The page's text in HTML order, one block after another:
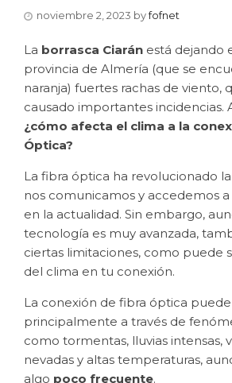
noviembre 2, 2023 byfofnet
La borrasca Ciarán está dejando
provincia de Almería (que se
naranja) fuertes rachas de viento,
causado importantes incidencias.
¿cómo afecta el clima a la
Óptica?
La fibra óptica ha revolucionado
nos comunicamos y accedemos
en la actualidad. Sin embargo,
tecnología es muy avanzada,
ciertas limitaciones, como puede
del clima en tu conexión.
La conexión de fibra óptica
principalmente a través de
como tormentas, lluvias intensas,
nevadas y altas temperaturas,
algo poco frecuente.